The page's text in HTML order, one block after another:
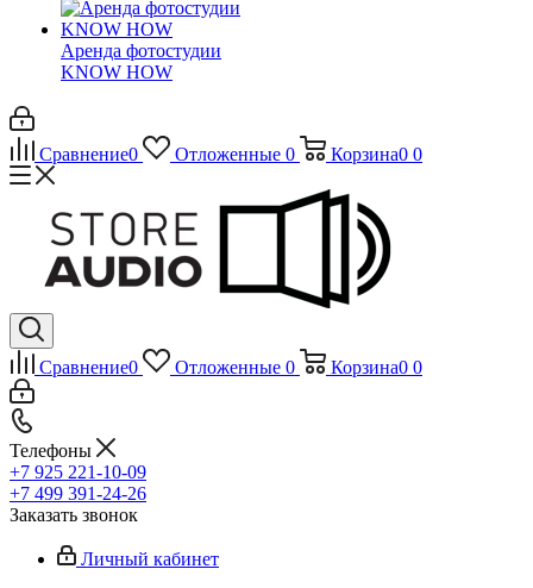
Аренда фотостудии
KNOW HOW
Сравнение0 Отложенные 0 Корзина0 0
Сравнение0 Отложенные 0 Корзина0 0
Телефоны
+7 925 221-10-09
+7 499 391-24-26
Заказать звонок
Личный кабинет